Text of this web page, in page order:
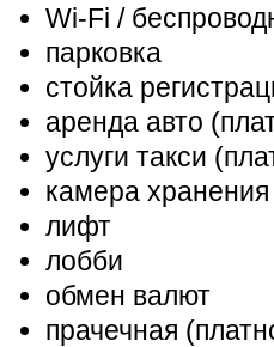
Wi-Fi /
парковка
стойка
аренда авто
услуги такси
камера хранения
лифт
лобби
обмен валют
прачечная